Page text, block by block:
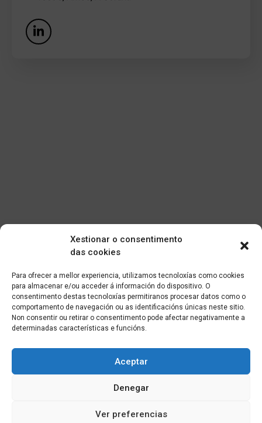
Xestionar o consentimento
das cookies
Para ofrecer a mellor experiencia, utilizamos tecnoloxías como cookies
para almacenar e/ou acceder á información do dispositivo. O
consentimento destas tecnoloxías permitiranos procesar datos como o
comportamento de navegación ou as identificacións únicas neste sitio.
Non consentir ou retirar o consentimento pode afectar negativamente a
determinadas características e funcións.
Aceptar
Denegar
Ver preferencias